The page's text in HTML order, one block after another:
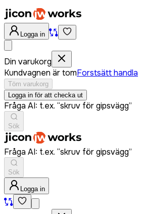
Logga in
Din varukorg
Kundvagnen är tomForstsätt handla
Töm varukorg
Logga in för att checka ut
Fråga AI: t.ex. “skruv för gipsvägg”
Sök
Fråga AI: t.ex. “skruv för gipsvägg”
Sök
Logga in